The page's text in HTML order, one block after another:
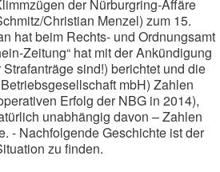
der Nürburgring-Affäre
Christian Menzel) zum 15.
hat beim Rechts- und Ordnungsamt
Zeitung“ hat mit der Ankündigung
sind!) berichtet und die
mbH) Zahlen
Erfolg der NBG in 2014),
unabhängig davon – Zahlen
- Nachfolgende Geschichte ist der
zu finden.